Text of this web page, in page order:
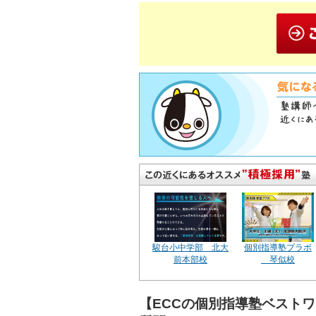
駿台小中学部 北大
前本部校
個別指導塾プラボ
琴似校
【ECCの個別指導塾ベス